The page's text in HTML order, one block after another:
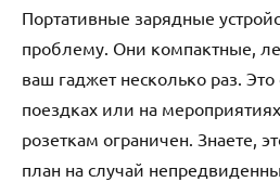
Портативные зарядные
проблему. Они компактные,
ваш гаджет несколько раз.
поездках или на
розеткам ограничен. Знаете,
план на случай